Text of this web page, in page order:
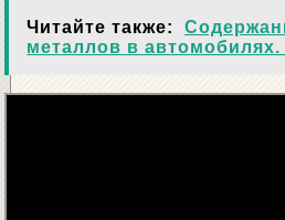
Читайте также:
металлов в